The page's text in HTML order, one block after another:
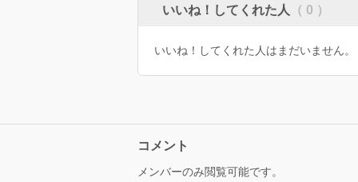
いいね！してくれた人 （ 0 ）
いいね！してくれた人はまだいません。
コメント
メンバーのみ閲覧可能です。